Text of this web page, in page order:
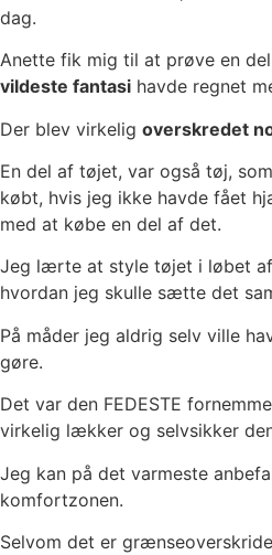
dag.
Anette fik mig til at prøve en
vildeste fantasi havde regnet
Der blev virkelig overskredet
En del af tøjet, var også tøj,
købt, hvis jeg ikke havde fået
med at købe en del af det.
Jeg lærte at style tøjet i løbet
hvordan jeg skulle sætte det
På måder jeg aldrig selv ville
gøre.
Det var den FEDESTE
virkelig lækker og selvsikker
Jeg kan på det varmeste
komfortzonen.
Selvom det er